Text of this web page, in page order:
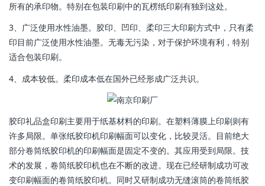
所有的承印物。特别在包装印刷中的瓦楞纸印刷有独到这处。
3、广泛使用水性油墨。胶印、凹印、柔印三大印刷方式中，只有柔
印目前广泛使用水性油墨。无毒无污染，对于保护环境有利，特别
适合包装印刷。
4、成本较低。柔印成本低在国外已经形成广泛共识。
胶印礼品盒印刷主要用于纸基材料的印刷。在塑料薄膜上印刷则有
许多局限。单张纸胶印机印刷幅面可以变化，比较灵活。目前绝大
部分卷筒纸胶印机的印刷幅面是固定不变的。其应用受到局限。技
术的发展，卷筒纸胶印机也在不断的改进。现在已经研制成功可改
变印刷幅面的卷筒纸胶印机。同时又研制成功无缝滚筒的卷筒纸胶